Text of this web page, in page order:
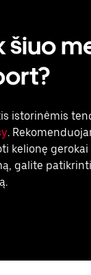
šiuo
istorinėmis
.
kelionę
galite